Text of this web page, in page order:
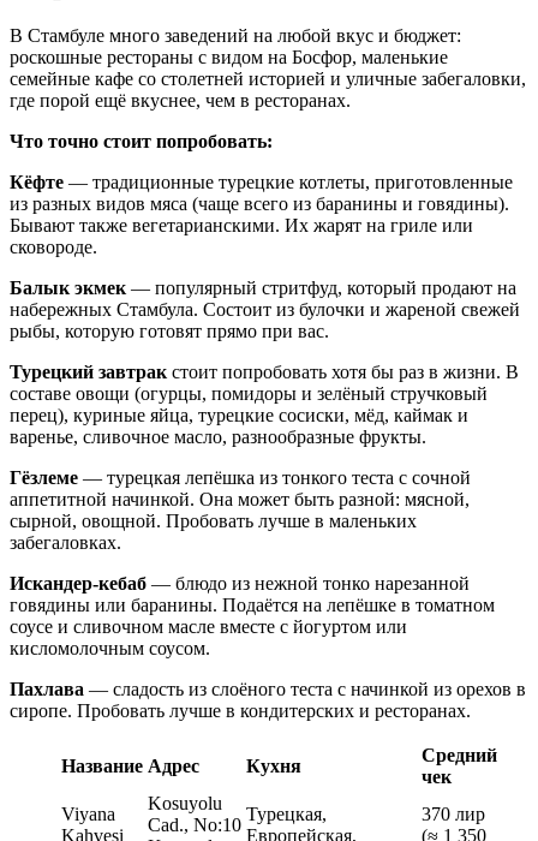
В Стамбуле много заведений на любой вкус и бюджет:
роскошные рестораны с видом на Босфор, маленькие
семейные кафе со столетней историей и уличные забегаловки,
где порой ещё вкуснее, чем в ресторанах.
Что точно стоит попробовать:
Кёфте — традиционные турецкие котлеты, приготовленные
из разных видов мяса (чаще всего из баранины и говядины).
Бывают также вегетарианскими. Их жарят на гриле или
сковороде.
Балык экмек — популярный стритфуд, который продают на
набережных Стамбула. Состоит из булочки и жареной свежей
рыбы, которую готовят прямо при вас.
Турецкий завтрак стоит попробовать хотя бы раз в жизни. В
составе овощи (огурцы, помидоры и зелёный стручковый
перец), куриные яйца, турецкие сосиски, мёд, каймак и
варенье, сливочное масло, разнообразные фрукты.
Гёзлеме — турецкая лепёшка из тонкого теста с сочной
аппетитной начинкой. Она может быть разной: мясной,
сырной, овощной. Пробовать лучше в маленьких
забегаловках.
Искандер-кебаб — блюдо из нежной тонко нарезанной
говядины или баранины. Подаётся на лепёшке в томатном
соусе и сливочном масле вместе с йогуртом или
кисломолочным соусом.
Пахлава — сладость из слоёного теста с начинкой из орехов в
сиропе. Пробовать лучше в кондитерских и ресторанах.
Название Адрес Кухня
Средний
чек
Viyana
Kahvesi
Kosuyolu
Cad., No:10
Турецкая,
Европейская,
370 лир
(≈ 1 350